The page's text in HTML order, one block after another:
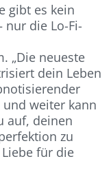
gibt es kein
nur die Lo-Fi-
„Die neueste
dein Leben
und weiter kann
auf, deinen
zu
für die